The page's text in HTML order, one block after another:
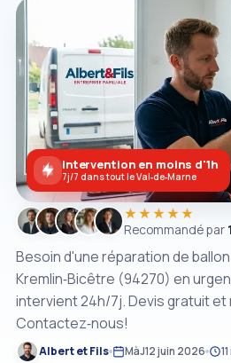
Besoin d'une réparation de
Kremlin‑Bicêtre (94270) en
intervient 24h/7j. Devis gratuit et
Contactez‑nous!
Albert et Fils MàJ12 juin 2026
★★★★★
Recommandé par
Intervention en moins d'1h
7j/7 dans tout le Val‑de‑Marne